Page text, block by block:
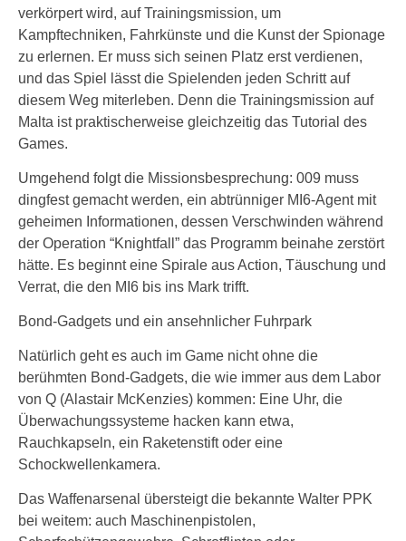
verkörpert wird, auf Trainingsmission, um
Kampftechniken, Fahrkünste und die Kunst der Spionage
zu erlernen. Er muss sich seinen Platz erst verdienen,
und das Spiel lässt die Spielenden jeden Schritt auf
diesem Weg miterleben. Denn die Trainingsmission auf
Malta ist praktischerweise gleichzeitig das Tutorial des
Games.
Umgehend folgt die Missionsbesprechung: 009 muss
dingfest gemacht werden, ein abtrünniger MI6-Agent mit
geheimen Informationen, dessen Verschwinden während
der Operation “Knightfall” das Programm beinahe zerstört
hätte. Es beginnt eine Spirale aus Action, Täuschung und
Verrat, die den MI6 bis ins Mark trifft.
Bond-Gadgets und ein ansehnlicher Fuhrpark
Natürlich geht es auch im Game nicht ohne die
berühmten Bond-Gadgets, die wie immer aus dem Labor
von Q (Alastair McKenzies) kommen: Eine Uhr, die
Überwachungssysteme hacken kann etwa,
Rauchkapseln, ein Raketenstift oder eine
Schockwellenkamera.
Das Waffenarsenal übersteigt die bekannte Walter PPK
bei weitem: auch Maschinenpistolen,